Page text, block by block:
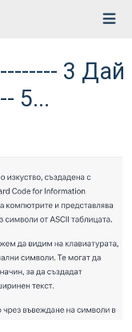
3 Дай
5...